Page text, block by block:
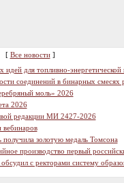
Все новости]
для топливно-
соединений в бинарных смесях
моль» 2026
2026
редакции МИ 2427-2026
золотую медаль Томсона
производство первый
с ректорами систему